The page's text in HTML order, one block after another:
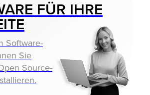
FÜR IHRE
Software-
Sie
Source-